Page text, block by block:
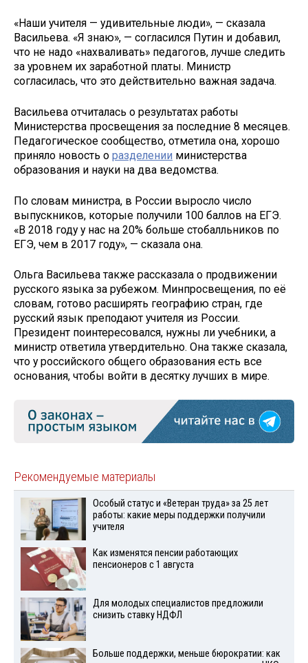
«Наши учителя — удивительные люди», — сказала
Васильева. «Я знаю», — согласился Путин и добавил,
что не надо «нахваливать» педагогов, лучше следить
за уровнем их заработной платы. Министр
согласилась, что это действительно важная задача.
Васильева отчиталась о результатах работы
Министерства просвещения за последние 8 месяцев.
Педагогическое сообщество, отметила она, хорошо
приняло новость о разделении министерства
образования и науки на два ведомства.
По словам министра, в России выросло число
выпускников, которые получили 100 баллов на ЕГЭ.
«В 2018 году у нас на 20% больше стобалльников по
ЕГЭ, чем в 2017 году», — сказала она.
Ольга Васильева также рассказала о продвижении
русского языка за рубежом. Минпросвещения, по её
словам, готово расширять географию стран, где
русский язык преподают учителя из России.
Президент поинтересовался, нужны ли учебники, а
министр ответила утвердительно. Она также сказала,
что у российского общего образования есть все
основания, чтобы войти в десятку лучших в мире.
Рекомендуемые материалы
Особый статус и «Ветеран труда» за 25 лет
работы: какие меры поддержки получили
учителя
Как изменятся пенсии работающих
пенсионеров с 1 августа
Для молодых специалистов предложили
снизить ставку НДФЛ
Больше поддержки, меньше бюрократии: как